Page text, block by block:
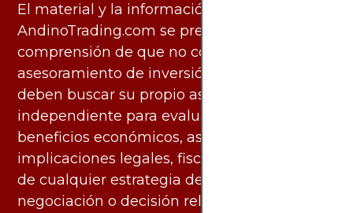
El material y la información disponibles en
AndinoTrading.com se presentan con la
comprensión de que no constituyen
asesoramiento de inversión. Los usuarios
deben buscar su propio asesoramiento
independiente para evaluar los riesgos y
beneficios económicos, así como las
implicaciones legales, fiscales y contables
de cualquier estrategia de inversión,
negociación o decisión relacionada con